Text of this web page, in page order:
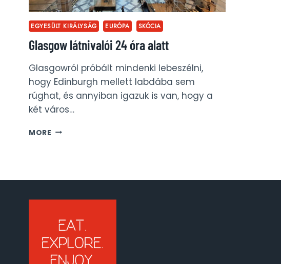
EGYESÜLT KIRÁLYSÁG EURÓPA SKÓCIA
Glasgow látnivalói 24 óra alatt
Glasgowról próbált mindenki lebeszélni,
hogy Edinburgh mellett labdába sem
rúghat, és annyiban igazuk is van, hogy a
két város…
MORE GLASGOW